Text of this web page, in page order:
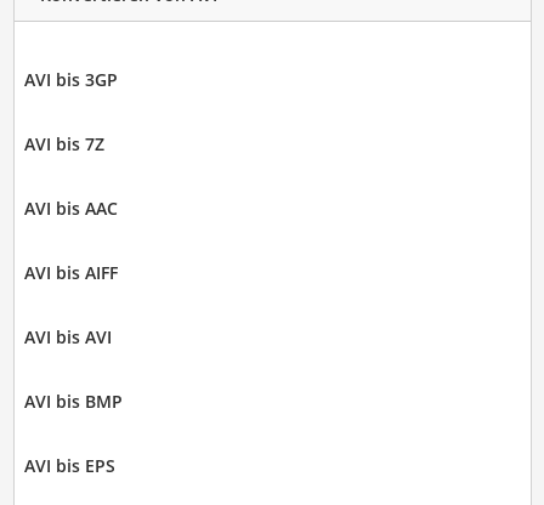
AVI bis 3GP
AVI bis 7Z
AVI bis AAC
AVI bis AIFF
AVI bis AVI
AVI bis BMP
AVI bis EPS